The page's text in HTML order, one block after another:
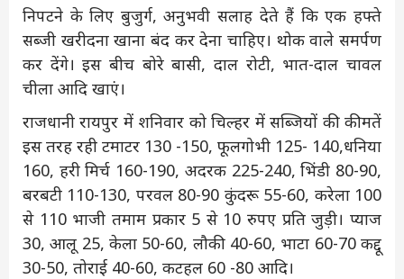
निपटने के लिए बुजुर्ग, अनुभवी सलाह देते हैं कि एक हफ्ते
सब्जी खरीदना खाना बंद कर देना चाहिए। थोक वाले समर्पण
कर देंगे। इस बीच बोरे बासी, दाल रोटी, भात-दाल चावल
चीला आदि खाएं।
राजधानी रायपुर में शनिवार को चिल्हर में सब्जियों की कीमतें
इस तरह रही टमाटर 130 -150, फूलगोभी 125- 140,धनिया
160, हरी मिर्च 160-190, अदरक 225-240, भिंडी 80-90,
बरबटी 110-130, परवल 80-90 कुंदरू 55-60, करेला 100
से 110 भाजी तमाम प्रकार 5 से 10 रुपए प्रति जुड़ी। प्याज
30, आलू 25, केला 50-60, लौकी 40-60, भाटा 60-70 कद्दू
30-50, तोराई 40-60, कटहल 60 -80 आदि।